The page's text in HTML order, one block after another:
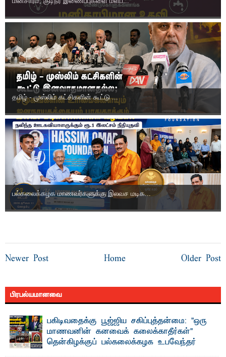
தமிழ் - முஸ்லிம் கட்சிகளின் கூட்டு ...
பல்கலைக்கழக மாணவர்களுக்கு இலவச மடிக...
Newer Post Older Post
Home
பிரபல்யமானவை
பகிடிவதைக்கு பூஜ்ஜிய சகிப்புத்தன்மை: "ஒரு
மாணவனின் கனவைக் கலைக்காதீர்கள்" –
தென்கிழக்குப் பல்கலைக்கழக உபவேந்தர்